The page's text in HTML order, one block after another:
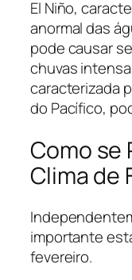
El Niño,
anormal das
pode causar
chuvas
caracterizada
do Pacífico,
Como se
Clima de
importante
fevereiro.